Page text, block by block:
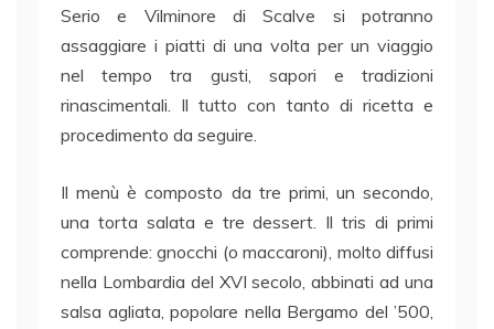
Serio e Vilminore di Scalve si potranno
assaggiare i piatti di una volta per un viaggio
nel tempo tra gusti, sapori e tradizioni
rinascimentali. Il tutto con tanto di ricetta e
procedimento da seguire.
Il menù è composto da tre primi, un secondo,
una torta salata e tre dessert. Il tris di primi
comprende: gnocchi (o maccaroni), molto diffusi
nella Lombardia del XVI secolo, abbinati ad una
salsa agliata, popolare nella Bergamo del ’500,